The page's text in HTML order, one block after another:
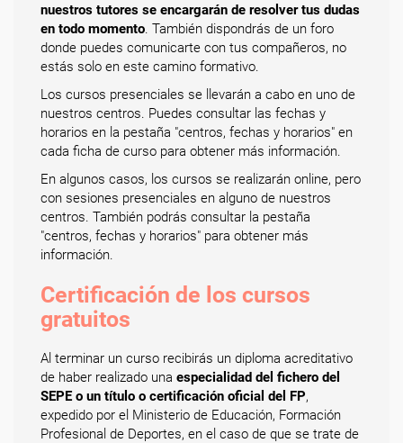
nuestros tutores se encargarán de resolver tus dudas
en todo momento . También dispondrás de un foro
donde puedes comunicarte con tus compañeros, no
estás solo en este camino formativo.
Los cursos presenciales se llevarán a cabo en uno de
nuestros centros. Puedes consultar las fechas y
horarios en la pestaña "centros, fechas y horarios" en
cada ficha de curso para obtener más información.
En algunos casos, los cursos se realizarán online, pero
con sesiones presenciales en alguno de nuestros
centros. También podrás consultar la pestaña
"centros, fechas y horarios" para obtener más
información.
Certificación de los cursos
gratuitos
Al terminar un curso recibirás un diploma acreditativo
de haber realizado una especialidad del fichero del
SEPE o un título o certificación oficial del FP,
expedido por el Ministerio de Educación, Formación
Profesional de Deportes, en el caso de que se trate de